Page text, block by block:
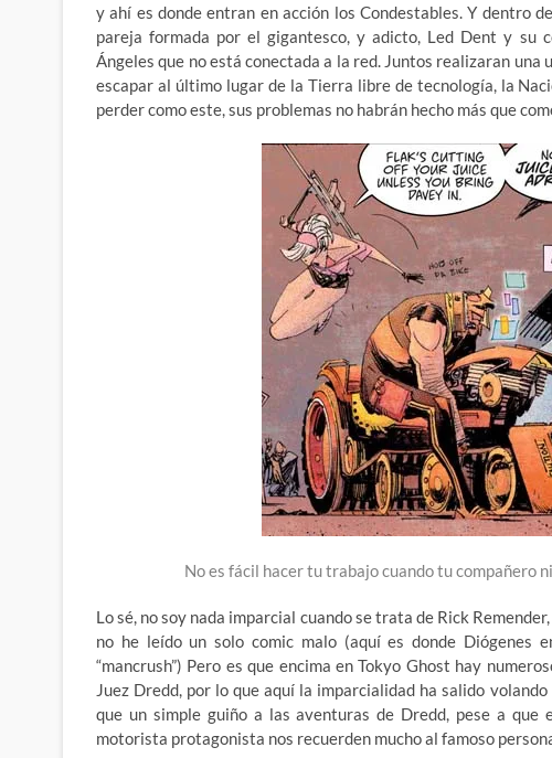
y ahí es donde entran en acción los Condestables. Y dentro
pareja formada por el gigantesco, y adicto, Led Dent y su
Ángeles que no está conectada a la red. Juntos realizaran
escapar al último lugar de la Tierra libre de tecnología, la
perder como este, sus problemas no habrán hecho más que
No es fácil hacer tu trabajo cuando tu compañero
Lo sé, no soy nada imparcial cuando se trata de Rick
no he leído un solo comic malo (aquí es donde Diógenes
“mancrush”) Pero es que encima en Tokyo Ghost hay
Juez Dredd, por lo que aquí la imparcialidad ha salido
que un simple guiño a las aventuras de Dredd, pese a
motorista protagonista nos recuerden mucho al famoso